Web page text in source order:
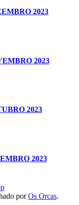
2023
2023
2023
2023
porOs Orcas.